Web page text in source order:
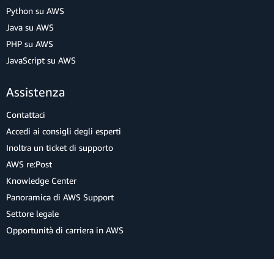
Python su AWS
Java su AWS
PHP su AWS
JavaScript su AWS
Assistenza
Contattaci
Accedi ai consigli degli esperti
Inoltra un ticket di supporto
AWS re:Post
Knowledge Center
Panoramica di AWS Support
Settore legale
Opportunità di carriera in AWS